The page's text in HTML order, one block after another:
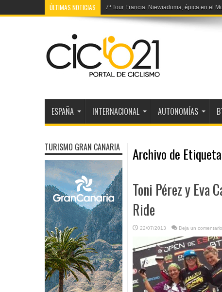
ÚLTIMAS NOTICIAS 7ª Tour Francia: Niewiadoma, épica en el
ESPAÑA INTERNACIONAL AUTONOMÍAS
Archivo de
Toni Pérez y Eva
Ride
22/07/2013 Deja un comentario
TURISMO GRAN CANARIA